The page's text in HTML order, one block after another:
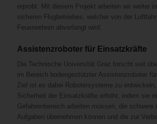
erprobt. Mit diesem Projekt arbeiten wir weiter
sicheren Flugbetriebes, welcher von der
Feuerwehren abverlangt wird.
Assistenzroboter für Einsatzkräfte
Die Technische Universität Graz forscht seit
im Bereich bodengestützter Assistenzroboter
Ziel ist es dabei Robotersysteme zu
Sicherheit der Einsatzkräfte erhöht, indem sie
Gefahrenbereich arbeiten müssen, die schwere
Aufgaben übernehmen können und die zur